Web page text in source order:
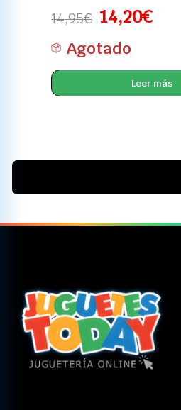
14,95€ 14,20€
Agotado
Leer más